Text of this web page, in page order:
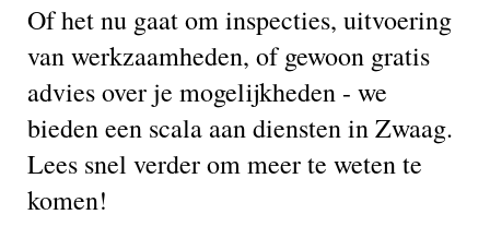
Of het nu gaat om inspecties, uitvoering
van werkzaamheden, of gewoon gratis
advies over je mogelijkheden - we
bieden een scala aan diensten in Zwaag.
Lees snel verder om meer te weten te
komen!